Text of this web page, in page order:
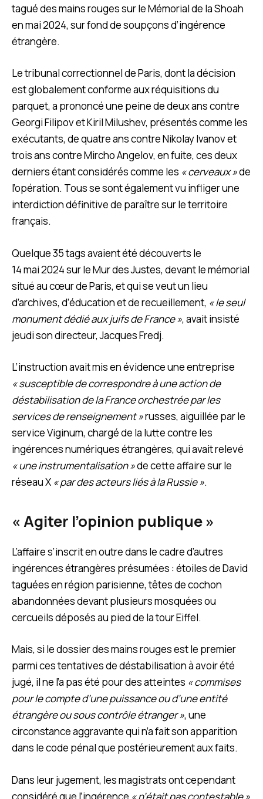
tagué des mains rouges sur le Mémorial de la Shoah
en mai 2024, sur fond de soupçons d’ingérence
étrangère.
Le tribunal correctionnel de Paris, dont la décision
est globalement conforme aux réquisitions du
parquet, a prononcé une peine de deux ans contre
Georgi Filipov et Kiril Milushev, présentés comme les
exécutants, de quatre ans contre Nikolay Ivanov et
trois ans contre Mircho Angelov, en fuite, ces deux
derniers étant considérés comme les « cerveaux »de
l’opération. Tous se sont également vu infliger une
interdiction définitive de paraître sur le territoire
français.
Quelque 35 tags avaient été découverts le
14 mai 2024 sur le Mur des Justes, devant le mémorial
situé au cœur de Paris, et qui se veut un lieu
d’archives, d’éducation et de recueillement, « le seul
monument dédié aux juifs de France », avait insisté
jeudi son directeur, Jacques Fredj.
L’instruction avait mis en évidence une entreprise
« susceptible de correspondre à une action de
déstabilisation de la France orchestrée par les
services de renseignement »russes, aiguillée par le
service Viginum, chargé de la lutte contre les
ingérences numériques étrangères, qui avait relevé
« une instrumentalisation »de cette affaire sur le
réseau X « par des acteurs liés à la Russie ».
« Agiter l’opinion publique »
L’affaire s’inscrit en outre dans le cadre d’autres
ingérences étrangères présumées : étoiles de David
taguées en région parisienne, têtes de cochon
abandonnées devant plusieurs mosquées ou
cercueils déposés au pied de la tour Eiffel.
Mais, si le dossier des mains rouges est le premier
parmi ces tentatives de déstabilisation à avoir été
jugé, il ne l’a pas été pour des atteintes « commises
pour le compte d’une puissance ou d’une entité
étrangère ou sous contrôle étranger », une
circonstance aggravante qui n’a fait son apparition
dans le code pénal que postérieurement aux faits.
Dans leur jugement, les magistrats ont cependant
considéré que l’ingérence « n’était pas contestable »